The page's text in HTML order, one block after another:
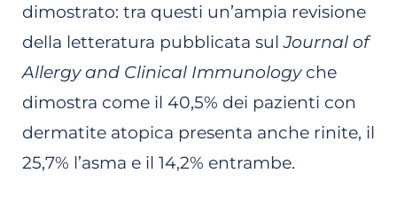
dimostrato: tra questi un’ampia revisione
della letteratura pubblicata sulJournal of
Allergy and Clinical Immunologyche
dimostra come il 40,5% dei pazienti con
dermatite atopica presenta anche rinite, il
25,7% l’asma e il 14,2% entrambe.